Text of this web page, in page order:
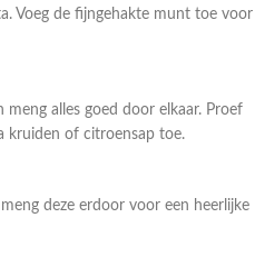
Voeg de fijngehakte munt toe voor
meng alles goed door elkaar. Proef
kruiden of citroensap toe.
deze erdoor voor een heerlijke